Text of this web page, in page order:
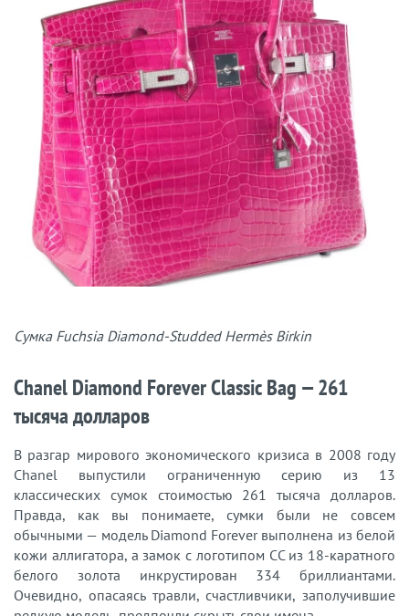
Сумка Fuchsia Diamond-Studded Hermès Birkin
Chanel Diamond Forever Classic Bag — 261
тысяча долларов
В разгар мирового экономического кризиса в 2008 году
Chanel выпустили ограниченную серию из 13
классических сумок стоимостью 261 тысяча долларов.
Правда, как вы понимаете, сумки были не совсем
обычными — модель Diamond Forever выполнена из белой
кожи аллигатора, а замок с логотипом CC из 18-каратного
белого золота инкрустирован 334 бриллиантами.
Очевидно, опасаясь травли, счастливчики, заполучившие